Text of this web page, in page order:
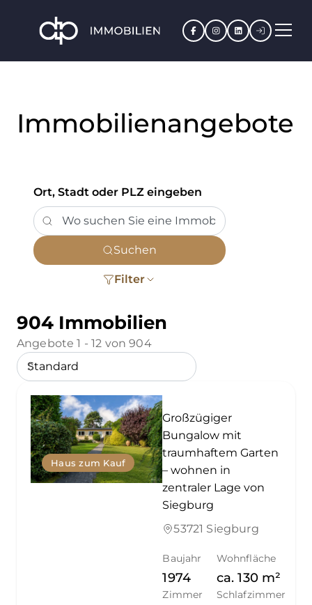
Facebook
Instagram
LinkedIn
Immobilienangebote
Ort, Stadt oder PLZ eingeben
Suchen
Filter
904 Immobilien
Angebote 1 - 12 von 904
Haus zum Kauf
Großzügiger
Bungalow mit
traumhaftem Garten
– wohnen in
zentraler Lage von
Siegburg
53721 Siegburg
Baujahr
1974
Wohnfläche
ca. 130 m²
Zimmer Schlafzimmer